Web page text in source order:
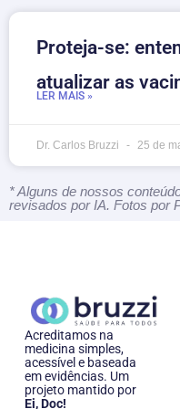
Proteja-se:
atualizar as
LER MAIS »
Dr. Carlos Bruzzi 25 de
* Alguns de nossos
revisados por IA. Fotos por
Acreditamos na
medicina simples,
acessível e baseada
em evidências. Um
projeto mantido por
Ei, Doc!